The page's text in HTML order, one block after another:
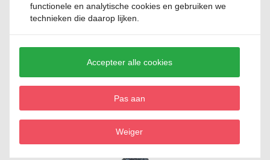
Review toevoegen
Relevante producten
functionele en analytische cookies en gebruiken we
technieken die daarop lijken.
Accepteer alle cookies
Pas aan
Weiger